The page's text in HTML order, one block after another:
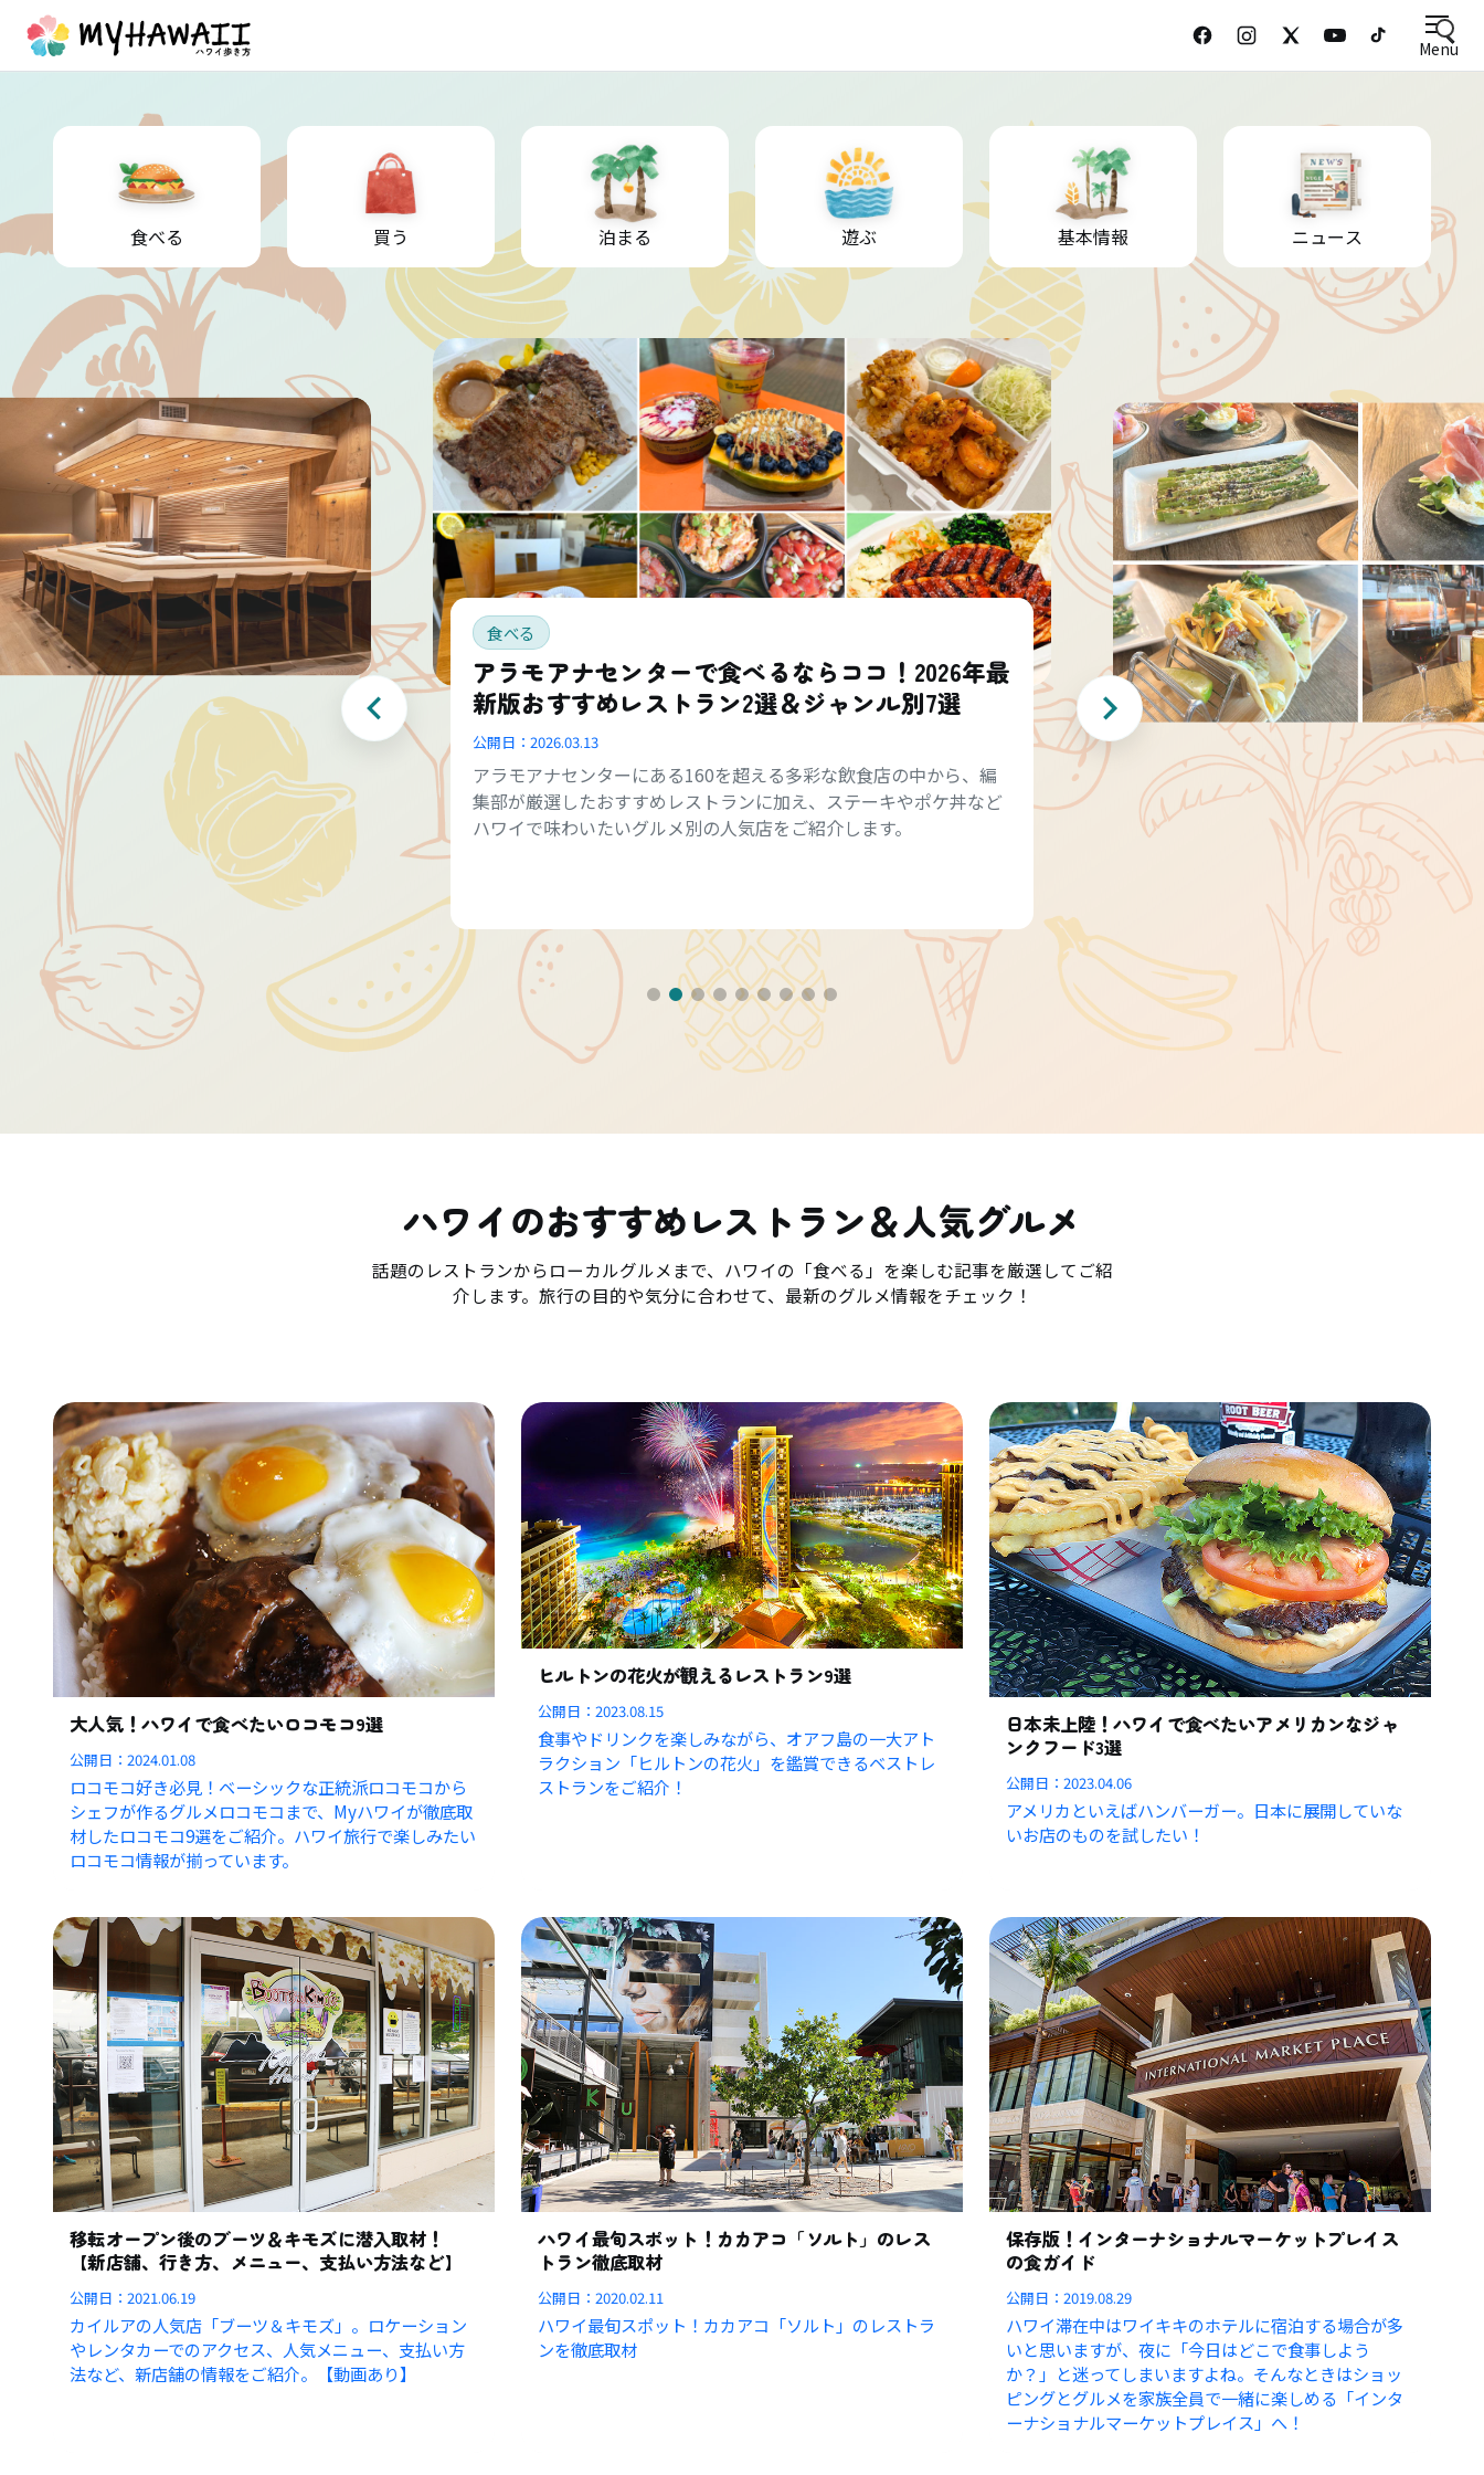
Menu
食べる 買う 泊まる 遊ぶ 基本情報 ニュース
食べる
アラモアナセンターで食べるならココ！2026年最
新版おすすめレストラン2選＆ジャンル別7選
公開日： 2026.03.13
アラモアナセンターにある160を超える多彩な飲食店の中から、編
集部が厳選したおすすめレストランに加え、ステーキやポケ丼など
ハワイで味わいたいグルメ別の人気店をご紹介します。
ハワイのおすすめレストラン＆人気グルメ
話題のレストランからローカルグルメまで、ハワイの「食べる」を楽しむ記事を厳選してご紹
介します。旅行の目的や気分に合わせて、最新のグルメ情報をチェック！
大人気！ハワイで食べたいロコモコ9選
公開日：2024.01.08
ロコモコ好き必見！ベーシックな正統派ロコモコから
シェフが作るグルメロコモコまで、Myハワイが徹底取
材したロコモコ9選をご紹介。ハワイ旅行で楽しみたい
ロコモコ情報が揃っています。
ヒルトンの花火が観えるレストラン9選
公開日：2023.08.15
食事やドリンクを楽しみながら、オアフ島の一大アト
ラクション「ヒルトンの花火」を鑑賞できるベストレ
ストランをご紹介！
日本未上陸！ハワイで食べたいアメリカンなジャ
ンクフード3選
公開日：2023.04.06
アメリカといえばハンバーガー。日本に展開していな
いお店のものを試したい！
移転オープン後のブーツ＆キモズに潜入取材！
【新店舗、行き方、メニュー、支払い方法など】
公開日：2021.06.19
カイルアの人気店「ブーツ＆キモズ」。ロケーション
やレンタカーでのアクセス、人気メニュー、支払い方
法など、新店舗の情報をご紹介。【動画あり】
ハワイ最旬スポット！カカアコ「ソルト」のレス
トラン徹底取材
公開日：2020.02.11
ハワイ最旬スポット！カカアコ「ソルト」のレストラ
ンを徹底取材
保存版！インターナショナルマーケットプレイス
の食ガイド
公開日：2019.08.29
ハワイ滞在中はワイキキのホテルに宿泊する場合が多
いと思いますが、夜に「今日はどこで食事しよう
か？」と迷ってしまいますよね。そんなときはショッ
ピングとグルメを家族全員で一緒に楽しめる「インタ
ーナショナルマーケットプレイス」へ！